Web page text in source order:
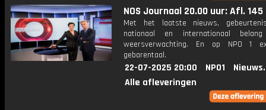
NOS Journaal 20.00 uur: Afl. 145
Met het laatste nieuws,
nationaal en internationaal
weersverwachting. En op NPO 1
gebarentaal.
22-07-2025 20:00 NPO1
Alle afleveringen